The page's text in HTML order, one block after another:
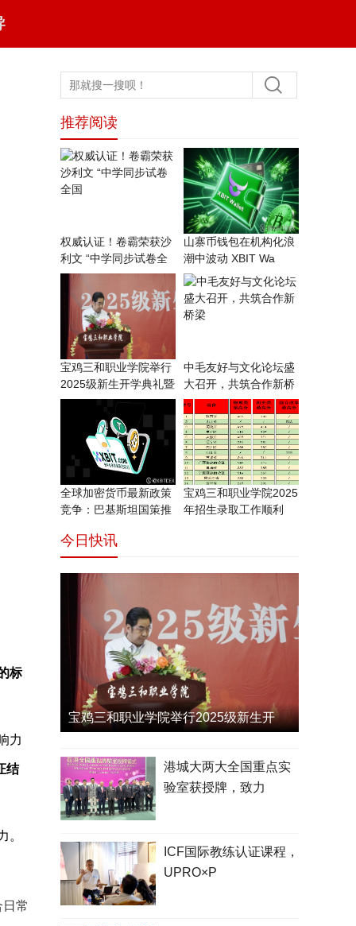
标
力
结
。
常
推荐阅读
权威认证！卷霸荣获沙
利文 “中学同步试卷全
国
山寨币钱包在机构化浪
潮中波动 XBIT Wa
宝鸡三和职业学院举行
2025级新生开学典礼暨
中毛友好与文化论坛盛
大召开，共筑合作新桥
梁
全球加密货币最新政策
竞争：巴基斯坦国策推
宝鸡三和职业学院2025
年招生录取工作顺利
今日快讯
宝鸡三和职业学院举行2025级新生开
港城大两大全国重点实
验室获授牌，致力
ICF国际教练认证课程，
UPRO×P